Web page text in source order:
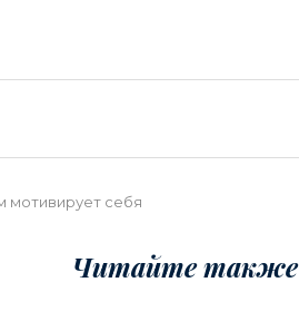
мотивирует себя
Читайте также